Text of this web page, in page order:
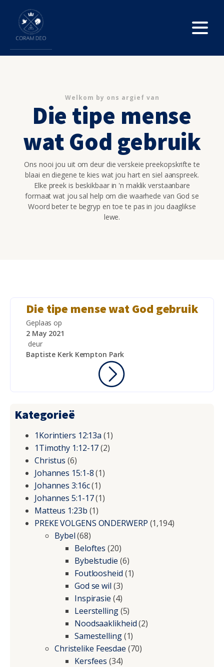
Welkom by ons argief van
Die tipe mense
wat God gebruik
Ons nooi jou uit om deur die verskeie preekopskrifte te
blaai en diegene te kies wat jou hart en siel aanspreek.
Elke preek is beskikbaar in 'n maklik verstaanbare
formaat wat jou sal help om die waarhede van God se
Woord beter te begryp en toe te pas in jou daaglikse
lewe.
Die tipe mense wat God gebruik
Geplaas op
2 May 2021
deur
Baptiste Kerk Kempton Park
Kategorieë
1Korintiers 12:13a (1)
1Timothy 1:12-17(2)
Christus (6)
Johannes 15:1-8(1)
Johannes 3:16c(1)
Johannes 5:1-17(1)
Matteus 1:23b (1)
PREKE VOLGENS ONDERWERP (1,194)
Bybel(68)
Beloftes (20)
Bybelstudie (6)
Foutloosheid (1)
God se wil (3)
Inspirasie (4)
Leerstelling(5)
Noodsaaklikheid(2)
Samestelling(1)
Christelike Feesdae (70)
Kersfees (34)